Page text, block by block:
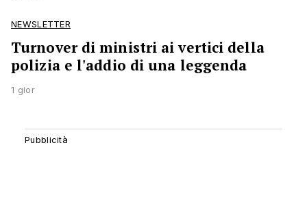
NEWSLETTER
Turnover di ministri ai vertici della
polizia e l'addio di una leggenda
1 gior